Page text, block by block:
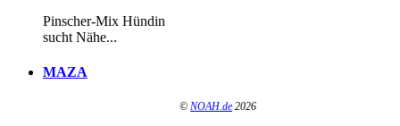
Pinscher-Mix Hündin
sucht Nähe...
MAZA
© NOAH.de 2026